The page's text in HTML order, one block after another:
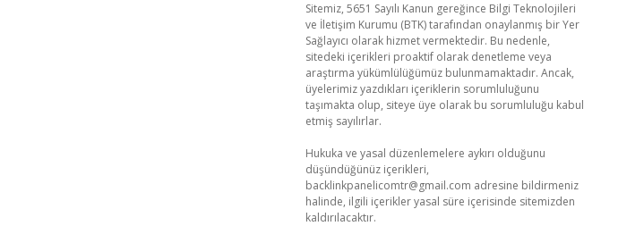
Sitemiz, 5651 Sayılı Kanun gereğince Bilgi Teknolojileri
ve İletişim Kurumu (BTK) tarafından onaylanmış bir Yer
Sağlayıcı olarak hizmet vermektedir. Bu nedenle,
sitedeki içerikleri proaktif olarak denetleme veya
araştırma yükümlülüğümüz bulunmamaktadır. Ancak,
üyelerimiz yazdıkları içeriklerin sorumluluğunu
taşımakta olup, siteye üye olarak bu sorumluluğu kabul
etmiş sayılırlar.
Hukuka ve yasal düzenlemelere aykırı olduğunu
düşündüğünüz içerikleri,
backlinkpanelicomtr@gmail.com adresine bildirmeniz
halinde, ilgili içerikler yasal süre içerisinde sitemizden
kaldırılacaktır.